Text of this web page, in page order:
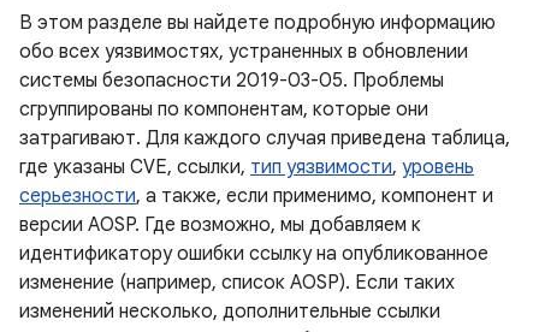
В этом разделе вы найдете подробную информацию
обо всех уязвимостях, устраненных в обновлении
системы безопасности 2019-03-05. Проблемы
сгруппированы по компонентам, которые они
затрагивают. Для каждого случая приведена таблица,
где указаны CVE, ссылки, тип уязвимости, уровень
серьезности, а также, если применимо, компонент и
версии AOSP. Где возможно, мы добавляем к
идентификатору ошибки ссылку на опубликованное
изменение (например, список AOSP). Если таких
изменений несколько, дополнительные ссылки